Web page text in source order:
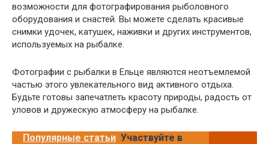
возможности для фотографирования рыболовного
оборудования и снастей. Вы можете сделать красивые
снимки удочек, катушек, наживки и других инструментов,
используемых на рыбалке.
Фотографии с рыбалки в Ельце являются неотъемлемой
частью этого увлекательного вид активного отдыха.
Будьте готовы запечатлеть красоту природы, радость от
уловов и дружескую атмосферу на рыбалке.
Популярные статьи Участвуйте в